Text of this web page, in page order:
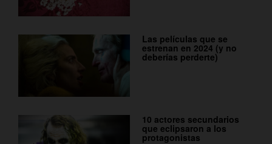
Las películas que se
estrenan en 2024 (y no
deberías perderte)
10 actores secundarios
que eclipsaron a los
protagonistas